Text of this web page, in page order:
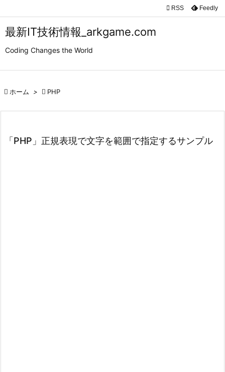
最新IT技術情報_arkgame.com
Coding Changes the World


検索
 RSS Feedly
 ホーム >  PHP
「PHP」正規表現で文字を範囲で指定するサンプル